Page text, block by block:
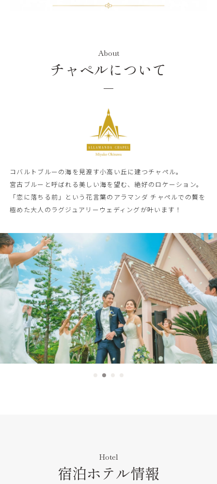
About
チャペルについて
コバルトブルーの海を見渡す小高い丘に建つチャペル。
宮古ブルーと呼ばれる美しい海を望む、絶好のロケーション。
「恋に落ちる前」という花言葉のアラマンダ チャペルでの贅を
極めた大人のラグジュアリーウェディングが叶います！
Hotel
宿泊ホテル情報